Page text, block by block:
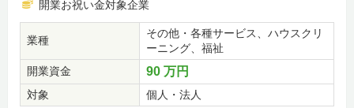
開業お祝い金対象企業
業種
その他・各種サービス、ハウスクリ
ーニング、福祉
開業資金
90 万円
対象 個人・法人